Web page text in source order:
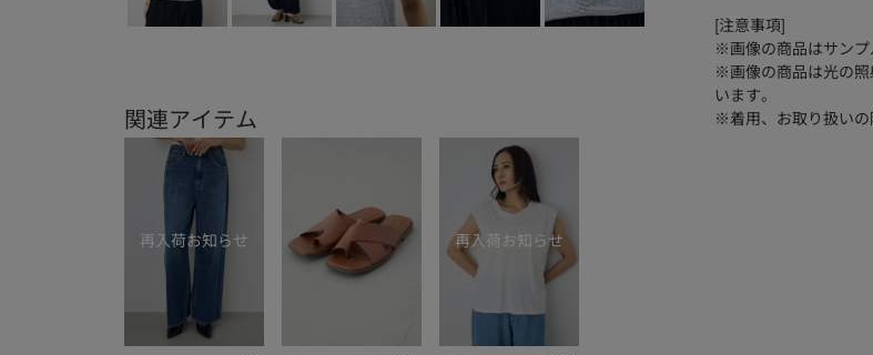
関連アイテム
[注意事項]
※画像の商品はサンプ
※画像の商品は光の
います。
※着用、お取り扱いの